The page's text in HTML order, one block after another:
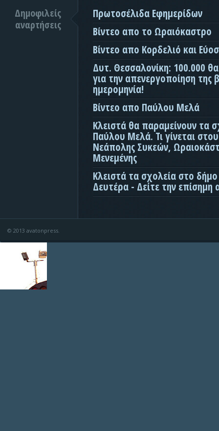
Δημοφιλείς
αναρτήσεις
Πρωτοσέλιδα Εφημερίδων
Βίντεο απο το Ωραιόκαστρο
Βίντεο απο Κορδελιό και
Δυτ. Θεσσαλονίκη: 100.000
για την απενεργοποίηση της
ημερομηνία!
Βίντεο απο Παύλου Μελά
Κλειστά θα παραμείνουν τα
Παύλου Μελά. Τι γίνεται
Νεάπολης Συκεών,
Μενεμένης
Κλειστά τα σχολεία στο
Δευτέρα - Δείτε την επίσημη
© 2013 avatonpress.